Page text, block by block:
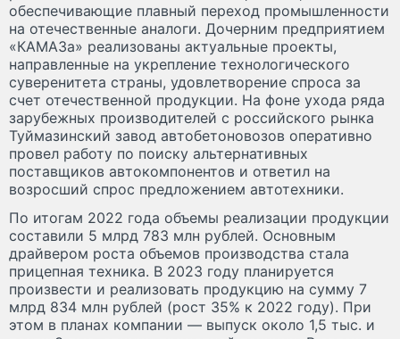
обеспечивающие плавный переход промышленности
на отечественные аналоги. Дочерним предприятием
«КАМАЗа» реализованы актуальные проекты,
направленные на укрепление технологического
суверенитета страны, удовлетворение спроса за
счет отечественной продукции. На фоне ухода ряда
зарубежных производителей с российского рынка
Туймазинский завод автобетоновозов оперативно
провел работу по поиску альтернативных
поставщиков автокомпонентов и ответил на
возросший спрос предложением автотехники.
По итогам 2022 года объемы реализации продукции
составили 5 млрд 783 млн рублей. Основным
драйвером роста объемов производства стала
прицепная техника. В 2023 году планируется
произвести и реализовать продукцию на сумму 7
млрд 834 млн рублей (рост 35% к 2022 году). При
этом в планах компании — выпуск около 1,5 тыс. и